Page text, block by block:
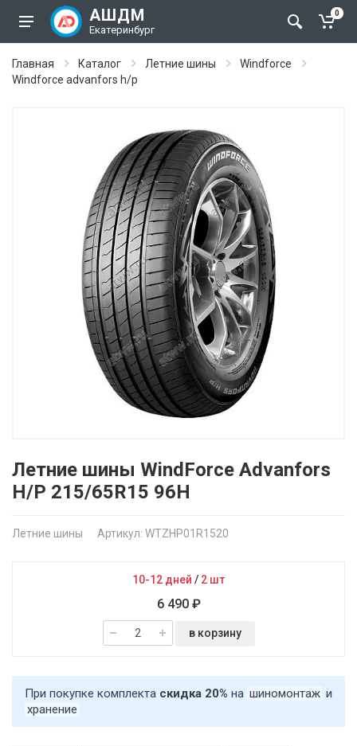
АШДМ
Екатеринбург
0
Главная Каталог Летние шины
Windforce
Windforce advanfors h/p
Летние шины WindForce Advanfors
H/P 215/65R15 96H
Летние шины Артикул: WTZHP01R1520
10-12 дней / 2 шт
6 490 ₽
в корзину
При покупке комплекта скидка 20% на шиномонтаж и
хранение